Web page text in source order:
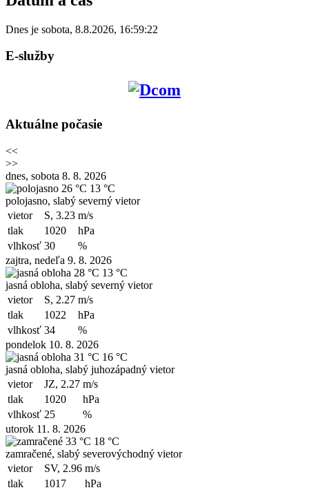
Dnes je sobota, 8.8.2026, 16:59:22
E-služby
Aktuálne počasie
<<
>>
dnes, sobota 8. 8. 2026
26 °C 13 °C
polojasno, slabý severný vietor
vietor
S, 3.23 m/s
tlak
1020
hPa
vlhkosť 30
%
zajtra, nedeľa 9. 8. 2026
28 °C 13 °C
jasná obloha, slabý severný vietor
vietor
S, 2.27 m/s
tlak
1022
hPa
vlhkosť 34
%
pondelok 10. 8. 2026
31 °C 16 °C
jasná obloha, slabý juhozápadný vietor
vietor
JZ, 2.27 m/s
tlak
1020
hPa
vlhkosť 25
%
utorok 11. 8. 2026
33 °C 18 °C
zamračené, slabý severovýchodný vietor
vietor
SV, 2.96 m/s
tlak
1017
hPa